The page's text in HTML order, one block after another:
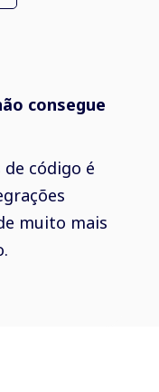
consegue
código é
muito mais